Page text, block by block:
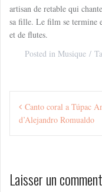
artisan de retable qui
sa fille. Le film se termine
et de flutes.
Posted in Musique
Navigation
deCanto coral a Túpac
d’Alejandro Romualdo
Laisser un